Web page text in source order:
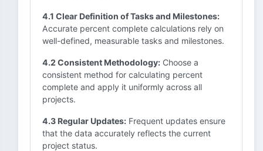
4.1 Clear Definition of Tasks and Milestones:
Accurate percent complete calculations rely on
well-defined, measurable tasks and milestones.
4.2 Consistent Methodology: Choose a
consistent method for calculating percent
complete and apply it uniformly across all
projects.
4.3 Regular Updates: Frequent updates ensure
that the data accurately reflects the current
project status.